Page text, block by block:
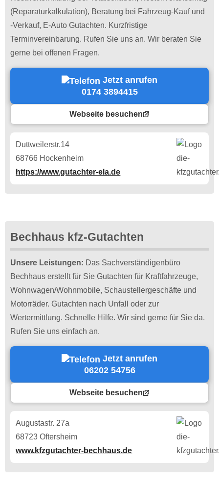
(Reparaturkalkulation), Beratung bei Fahrzeug-Kauf und
-Verkauf, E-Auto Gutachten. Kurzfristige
Terminvereinbarung. Rufen Sie uns an. Wir beraten Sie
gerne bei offenen Fragen.
Jetzt anrufen
0174 3894415
Webseite besuchen
Duttweilerstr.14
68766 Hockenheim
https://www.gutachter-ela.de
Bechhaus kfz-Gutachten
Unsere Leistungen: Das Sachverständigenbüro
Bechhaus erstellt für Sie Gutachten für Kraftfahrzeuge,
Wohnwagen/Wohnmobile, Schaustellergeschäfte und
Motorräder. Gutachten nach Unfall oder zur
Wertermittlung. Schnelle Hilfe. Wir sind gerne für Sie da.
Rufen Sie uns einfach an.
Jetzt anrufen
06202 54756
Webseite besuchen
Augustastr. 27a
68723 Oftersheim
www.kfzgutachter-bechhaus.de